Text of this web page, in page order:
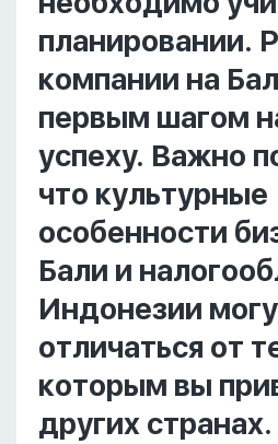
планировании.
компании на
первым шагом
успеху. Важно
что культурные
особенности
Бали и
Индонезии
отличаться от
которым вы
других странах.